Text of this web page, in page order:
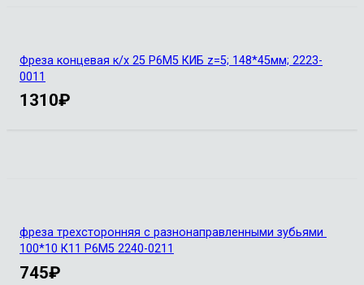
Фреза концевая к/х 25 Р6М5 КИБ z=5; 148*45мм; 2223-
0011
1310₽
фреза трехсторонняя с разнонаправленными зубьями
100*10 К11 Р6М5 2240-0211
745₽